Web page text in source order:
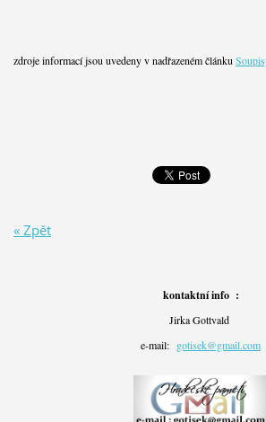
zdroje informací jsou uvedeny v nadřazeném článku
« Zpět
kontaktní info :
Jirka Gottvald
e-mail: gotisek@gmail.com